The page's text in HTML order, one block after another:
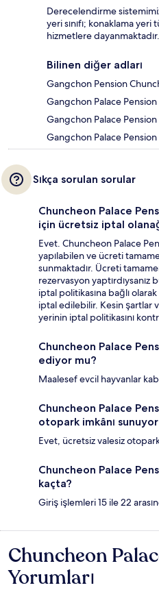
Derecelendirme
yeri sınıfı; konaklama
hizmetlere dayanmaktadır.
Bilinen diğer adları
Gangchon Pension
Gangchon Palace
Gangchon Palace
Gangchon Palace
Sıkça sorulan sorular
Chuncheon Palace
için ücretsiz iptal
Evet. Chuncheon Palace
yapılabilen ve ücreti
sunmaktadır. Ücreti
rezervasyon
iptal politikasına bağlı
iptal edilebilir. Kesin şartlar
yerinin iptal politikasını
Chuncheon Palace
ediyor mu?
Maalesef evcil hayvanlar
Chuncheon Palace
otopark imkânı
Evet, ücretsiz valesiz
Chuncheon Palace
kaçta?
Giriş işlemleri 15 ile 22
Yorumlar
Chuncheon
Yorumları